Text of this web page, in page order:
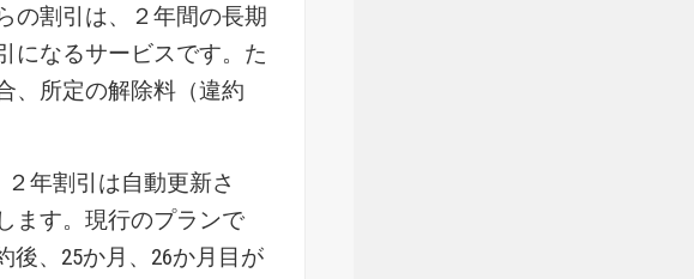
の割引は、２年間の長期
になるサービスです。た
、所定の解除料（違約
２年割引は自動更新さ
ます。現行のプランで
後、25か月、26か月目が